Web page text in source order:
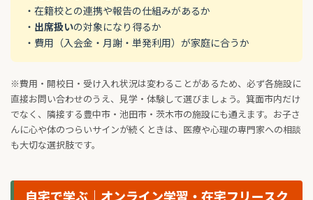
・在籍校との連携や報告の仕組みがあるか
・ 出席扱いの対象になり得るか
・費用（入会金・月謝・単発利用）が家庭に合うか
※費用・開校日・受け入れ状況は変わることがあるため、必ず各施設に
直接お問い合わせのうえ、見学・体験して選びましょう。箕面市内だけ
でなく、隣接する豊中市・池田市・茨木市の施設にも通えます。お子さ
んに心や体のつらいサインが続くときは、医療や心理の専門家への相談
も大切な選択肢です。
自宅で学ぶ｜オンライン学習・在宅フリースク